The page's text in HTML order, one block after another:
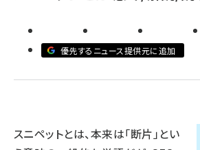
seo (3528)
ai (2811)
youtube (2439)
セミナー (2308)
優先するニュース提供元に追加
スニペットとは、本来は「断片」とい